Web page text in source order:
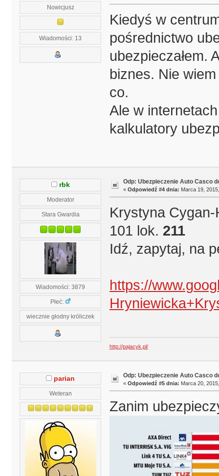
Nowicjusz
Wiadomości: 13
Kiedyś w
pośrednictwo
ubezpieczałem.
biznes. Nie
co.
Ale w
kalkulatory
rbk
Moderator
Stara Gwardia
Wiadomości: 3879
Płeć:
wiecznie głodny króliczek
Odp: Ubezpieczenie Auto Casco
« Odpowiedź #4 dnia: Marca 19,
Krystyna
101 lok. 211
Idź, zapytaj, na
https://
http://pajacyk.pl/
parian
Weteran
Odp: Ubezpieczenie Auto Casco
« Odpowiedź #5 dnia: Marca 20,
Zanim